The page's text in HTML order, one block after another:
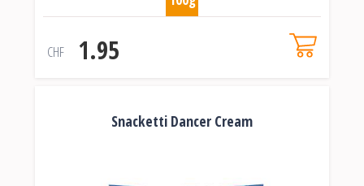
CHF 1.95
Snacketti Dancer Cream